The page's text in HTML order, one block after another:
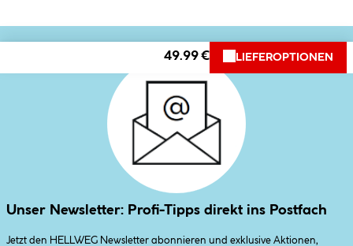
49.99 € LIEFEROPTIONEN
Unser Newsletter: Profi-Tipps direkt ins Postfach
Jetzt den HELLWEG Newsletter abonnieren und exklusive Aktionen,